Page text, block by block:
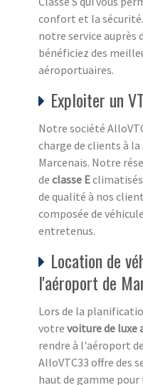
confort et la
notre service auprès
bénéficiez des
aéroportuaires.
Exploiter un
Notre société
charge de clients à
Marcenais. Notre
de classe E
de qualité à nos
composée de
entretenus.
Location de
l'aéroport de
Lors de la
votre voiture de luxe
rendre à l'aéroport
AlloVTC33 offre des
haut de gamme